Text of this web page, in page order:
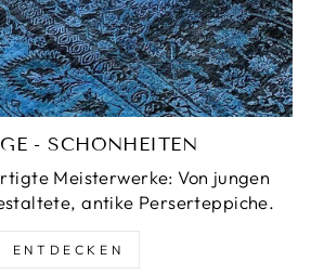
- SCHÖNHEITEN
Meisterwerke: Von jungen
antike Perserteppiche.
ENTDECKEN